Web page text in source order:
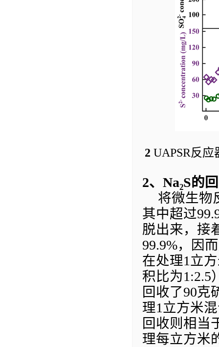
2 UAPSR反应
2、 Na₂S的
将微生物
其中超过
脱出来，接
99.9%，因
在处理1 立
积比为1:2.5
回收了90克
理1 立方米
回收则相当
理每立方米